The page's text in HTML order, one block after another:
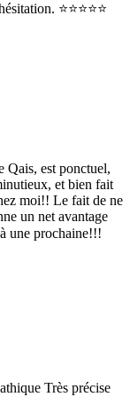
⭐⭐⭐⭐⭐
Qais, est ponctuel,
et bien fait
moi!! Le fait de ne
un net avantage
une prochaine!!!
Très précise